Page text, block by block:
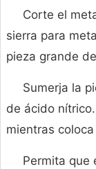
Corte el
sierra para
pieza grande
Sumerja la
de ácido
mientras
Permita que